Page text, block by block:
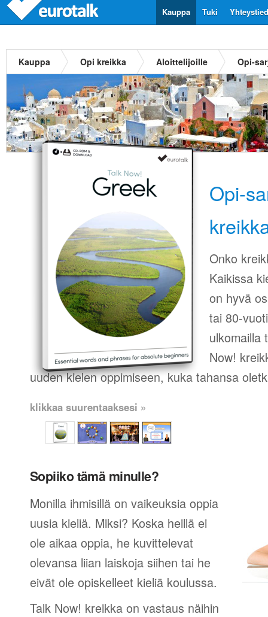
Tuki
Kauppa
Kauppa Opi kreikka Aloittelijoille Opi-
Opi-
Onko
Kaikissa
on hyvä
tai 80-
ulkomailla
Now!
uuden kielen oppimiseen, kuka tahansa
klikkaa suurentaaksesi »
Sopiiko tämä minulle?
Monilla ihmisillä on vaikeuksia oppia
uusia kieliä. Miksi? Koska heillä ei
ole aikaa oppia, he kuvittelevat
olevansa liian laiskoja siihen tai he
eivät ole opiskelleet kieliä koulussa.
Talk Now! kreikka on vastaus näihin